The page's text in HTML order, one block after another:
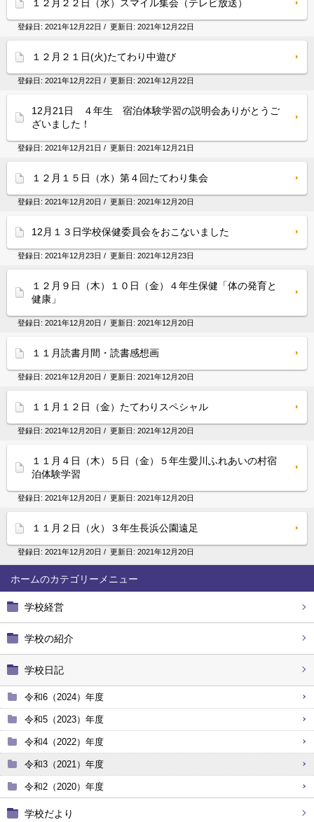
ホーム
学校経営
学校の紹介
学校日記
令和6（2024）年度
令和5（2023）年度
令和4（2022）年度
令和3（2021）年度
令和2（2020）年度
学校だより
１２月２２日（水）スマイル集会（テレビ放送）
登録日: 2021年12月22日 / 更新日: 2021年12月22日
１２月２１日(火)たてわり中遊び
登録日: 2021年12月22日 / 更新日: 2021年12月22日
12月21日 ４年生 宿泊体験学習の説明会ありがとうご
ざいました！
登録日: 2021年12月21日 / 更新日: 2021年12月21日
１２月１５日（水）第４回たてわり集会
登録日: 2021年12月20日 / 更新日: 2021年12月20日
12月１３日学校保健委員会をおこないました
登録日: 2021年12月23日 / 更新日: 2021年12月23日
１２月９日（木）１０日（金）４年生保健「体の発育と
健康」
登録日: 2021年12月20日 / 更新日: 2021年12月20日
１１月読書月間・読書感想画
登録日: 2021年12月20日 / 更新日: 2021年12月20日
１１月１２日（金）たてわりスペシャル
登録日: 2021年12月20日 / 更新日: 2021年12月20日
１１月４日（木）５日（金）５年生愛川ふれあいの村宿
泊体験学習
登録日: 2021年12月20日 / 更新日: 2021年12月20日
１１月２日（火）３年生長浜公園遠足
登録日: 2021年12月20日 / 更新日: 2021年12月20日